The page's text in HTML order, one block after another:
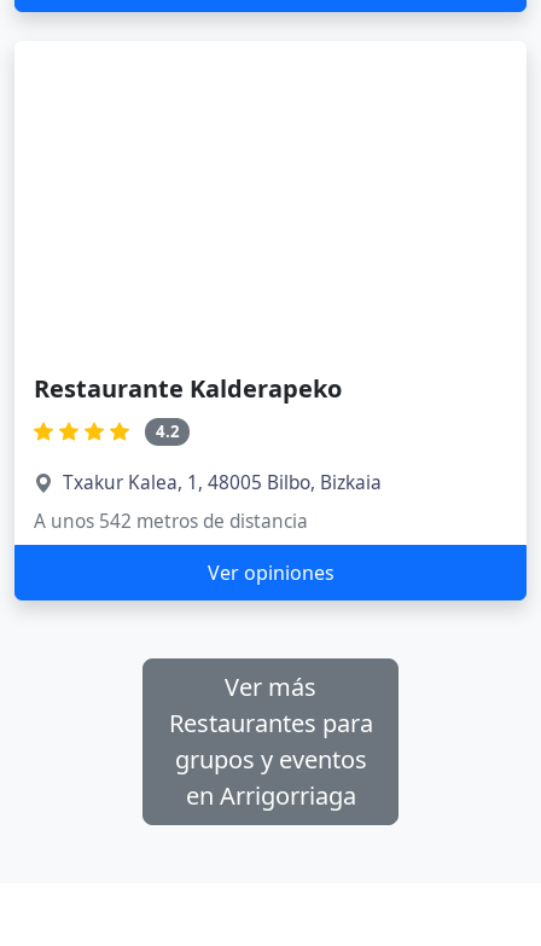
Restaurante Kalderapeko
4.2
Txakur Kalea, 1, 48005 Bilbo, Bizkaia
A unos 542 metros de distancia
Ver opiniones
Ver más
Restaurantes para
grupos y eventos
en Arrigorriaga